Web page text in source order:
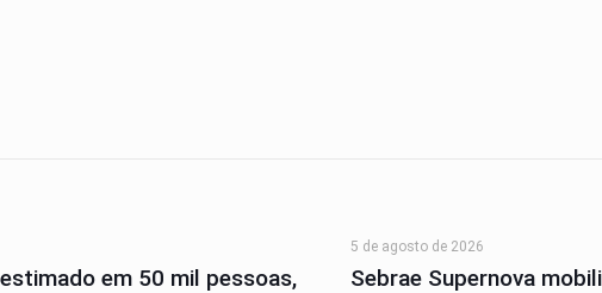
em 50 mil pessoas,
5 de agosto de 2026
Sebrae Supernova